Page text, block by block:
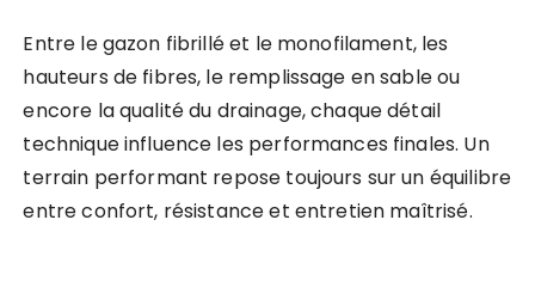
Entre le gazon fibrillé et le monofilament, les
hauteurs de fibres, le remplissage en sable ou
encore la qualité du drainage, chaque détail
technique influence les performances finales. Un
terrain performant repose toujours sur un équilibre
entre confort, résistance et entretien maîtrisé.